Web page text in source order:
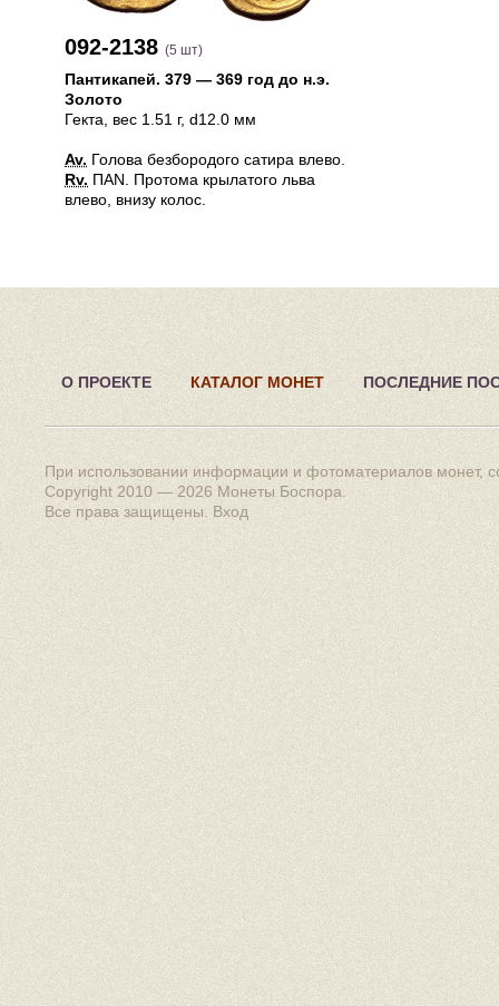
092-2138 (5 шт)
Пантикапей. 379 — 369 год до н.э.
Золото
Гекта , вес 1.51 г, d12.0 мм
Av. Голова безбородого сатира влево.
Rv. ΠΑΝ. Протома крылатого льва
влево, внизу колос.
О ПРОЕКТЕ КАТАЛОГ МОНЕТ ПОСЛЕДНИЕ
При использовании информации и фотоматериалов монет,
Copyright 2010 — 2026 Монеты Боспора
Все права защищены. Вход